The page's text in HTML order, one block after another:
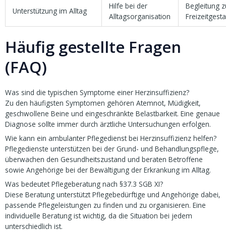
Unterstützung im Alltag
Hilfe bei der
Alltagsorganisation
Begleitung
Häufig gestellte Fragen
(FAQ)
Was sind die typischen Symptome einer Herzinsuffizienz?
Zu den häufigsten Symptomen gehören Atemnot, Müdigkeit,
geschwollene Beine und eingeschränkte Belastbarkeit. Eine genaue
Diagnose sollte immer durch ärztliche Untersuchungen erfolgen.
Wie kann ein ambulanter Pflegedienst bei Herzinsuffizienz helfen?
Pflegedienste unterstützen bei der Grund- und Behandlungspflege,
überwachen den Gesundheitszustand und beraten Betroffene
sowie Angehörige bei der Bewältigung der Erkrankung im Alltag.
Was bedeutet Pflegeberatung nach §37.3 SGB XI?
Diese Beratung unterstützt Pflegebedürftige und Angehörige dabei,
passende Pflegeleistungen zu finden und zu organisieren. Eine
individuelle Beratung ist wichtig, da die Situation bei jedem
unterschiedlich ist.